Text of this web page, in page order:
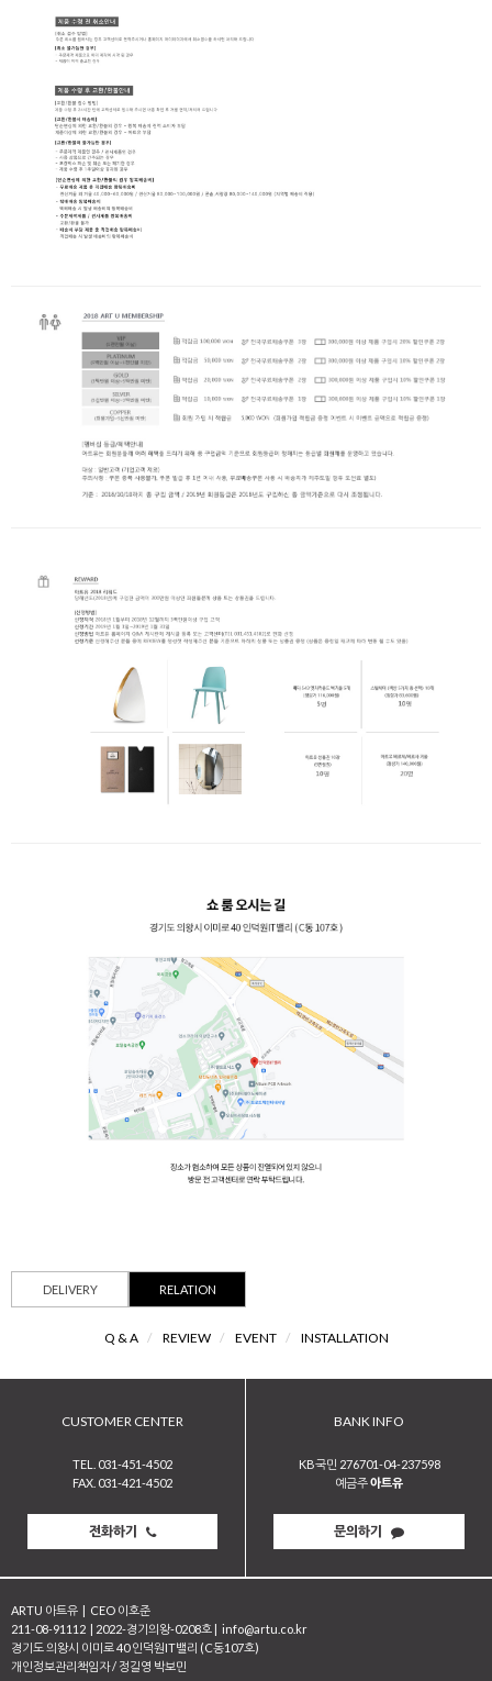
DELIVERY RELATION
Q & A / REVIEW / EVENT / INSTALLATION
CUSTOMER CENTER
TEL. 031-451-4502
FAX. 031-421-4502
전화하기
BANK INFO
KB국민 276701-04-237598
예금주아트유
문의하기
ARTU 아트유
CEO 이호준
211-08-91112
2022-경기의왕-0208호
info@artu.co.kr
경기도 의왕시 이미로 40 인덕원IT밸리 (C동107호)
개인정보관리책임자 / 정길영 박보민